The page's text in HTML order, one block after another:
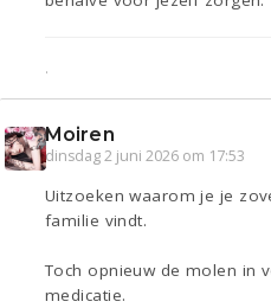
.
Moiren
dinsdag 2 juni 2026 om 17:53
Uitzoeken waarom je je
familie vindt.
Toch opnieuw de molen in
medicatie.